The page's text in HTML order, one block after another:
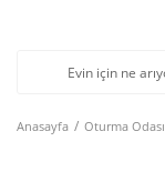
Anasayfa Oturma Odası